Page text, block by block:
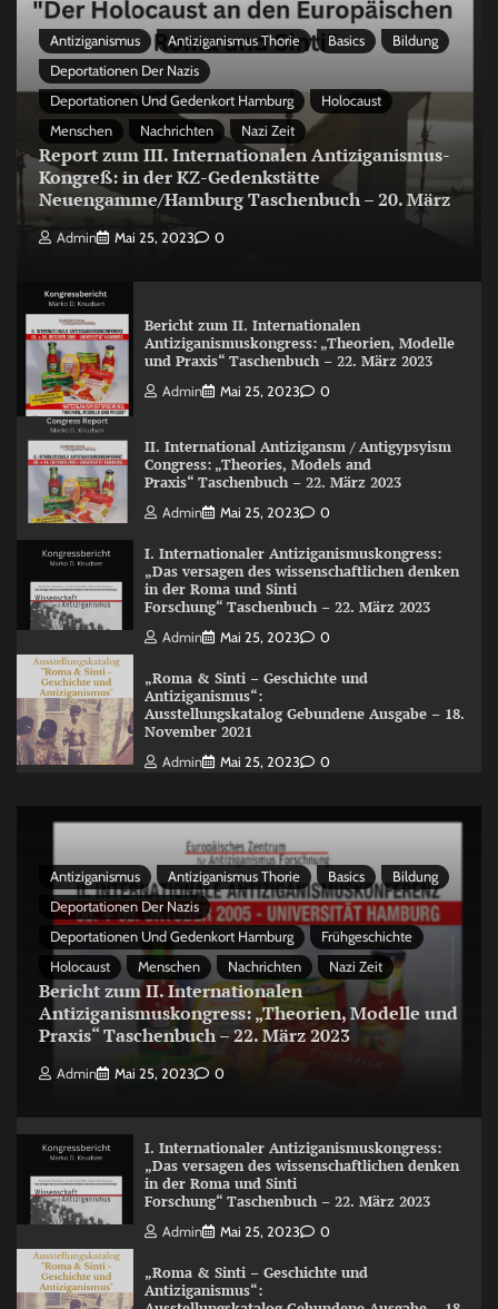
Antiziganismus Antiziganismus Thorie Basics
Bildung
Deportationen Der Nazis
Deportationen Und Gedenkort Hamburg
Holocaust
Menschen
Nachrichten Nazi Zeit
Report zum III. Internationalen Antiziganismus-
Kongreß: in der KZ-Gedenkstätte
Neuengamme/Hamburg Taschenbuch – 20. März
Admin Mai 25, 2023 0
Bericht zum II. Internationalen
Antiziganismuskongress: „Theorien, Modelle
und Praxis“ Taschenbuch – 22. März 2023
Admin Mai 25, 2023 0
II. International Antizigansm / Antigypsyism
Congress: „Theories, Models and
Praxis“ Taschenbuch – 22. März 2023
Admin Mai 25, 2023 0
I. Internationaler Antiziganismuskongress:
„Das versagen des wissenschaftlichen denken
in der Roma und Sinti
Forschung“ Taschenbuch – 22. März 2023
Admin Mai 25, 2023 0
„Roma & Sinti – Geschichte und
Antiziganismus“:
Ausstellungskatalog Gebundene Ausgabe – 18.
November 2021
Admin Mai 25, 2023 0
Antiziganismus Antiziganismus Thorie Basics
Bildung
Deportationen Der Nazis
Deportationen Und Gedenkort Hamburg
Frühgeschichte
Holocaust
Menschen Nachrichten Nazi Zeit
Bericht zum II. Internationalen
Antiziganismuskongress: „Theorien, Modelle und
Praxis“ Taschenbuch – 22. März 2023
Admin Mai 25, 2023 0
I. Internationaler Antiziganismuskongress:
„Das versagen des wissenschaftlichen denken
in der Roma und Sinti
Forschung“ Taschenbuch – 22. März 2023
Admin Mai 25, 2023 0
„Roma & Sinti – Geschichte und
Antiziganismus“: